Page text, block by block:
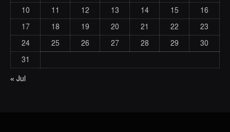
10
11 12 13 14 15
16
17
18 19 20 21 22
23
24
25 26 27 28 29
30
31
« Jul